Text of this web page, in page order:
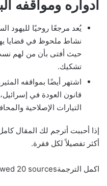
أدواره ومواقفه
يُعد مرجعًا روحيًا لليهود
نشاط ملحوظ في قضايا
حيث أفتى بأن من لهم
تشكيك.
اشتهر أيضًا بمواقفه
قانون العودة في
التيارات الإصلاحية
إذا أحببت أترجم لك المقال
أكثر تفصيلاً لكل فقرة.
اكمل الترجمةReviewed 20 sources